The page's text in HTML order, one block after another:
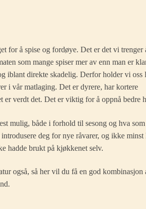
for å spise og fordøye. Det er det vi trenger
som mange spiser mer av enn man er
iblant direkte skadelig. Derfor holder vi oss
i vår matlaging. Det er dyrere, har kortere
er verdt det. Det er viktig for å oppnå bedre
mulig, både i forhold til sesong og hva
deg for nye råvarer, og ikke minst
hadde brukt på kjøkkenet selv.
også, så her vil du få en god kombinasjon